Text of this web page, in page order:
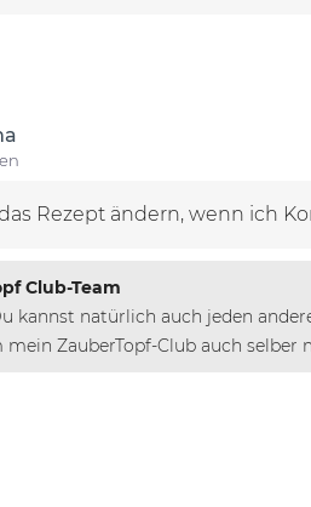
Rezept ändern, wenn ich
Club-Team
kannst natürlich auch jeden
mein ZauberTopf-Club auch selber